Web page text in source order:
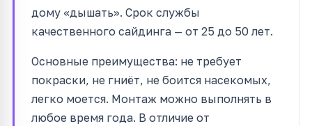
дому «дышать». Срок службы
качественного сайдинга — от 25 до 50 лет.
Основные преимущества: не требует
покраски, не гниёт, не боится насекомых,
легко моется. Монтаж можно выполнять в
любое время года. В отличие от